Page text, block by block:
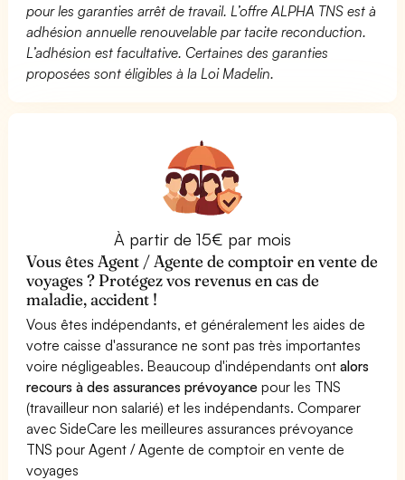
pour les garanties arrêt de travail. L’offre ALPHA TNS est à
adhésion annuelle renouvelable par tacite reconduction.
L’adhésion est facultative. Certaines des garanties
proposées sont éligibles à la Loi Madelin.
À partir de 15€ par mois
Vous êtes Agent / Agente de comptoir en vente de
voyages ? Protégez vos revenus en cas de
maladie, accident !
Vous êtes indépendants, et généralement les aides de
votre caisse d'assurance ne sont pas très importantes
voire négligeables. Beaucoup d'indépendants ontalors
recours à des assurances prévoyance pour les TNS
(travailleur non salarié) et les indépendants. Comparer
avec SideCare les meilleures assurances prévoyance
TNS pour Agent / Agente de comptoir en vente de
voyages